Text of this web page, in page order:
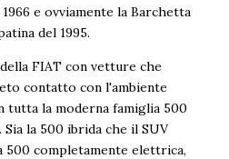
e ovviamente la Barchetta
del 1995.
FIAT con vetture che
contatto con l'ambiente
tutta la moderna famiglia 500
la 500 ibrida che il SUV
500 completamente elettrica,